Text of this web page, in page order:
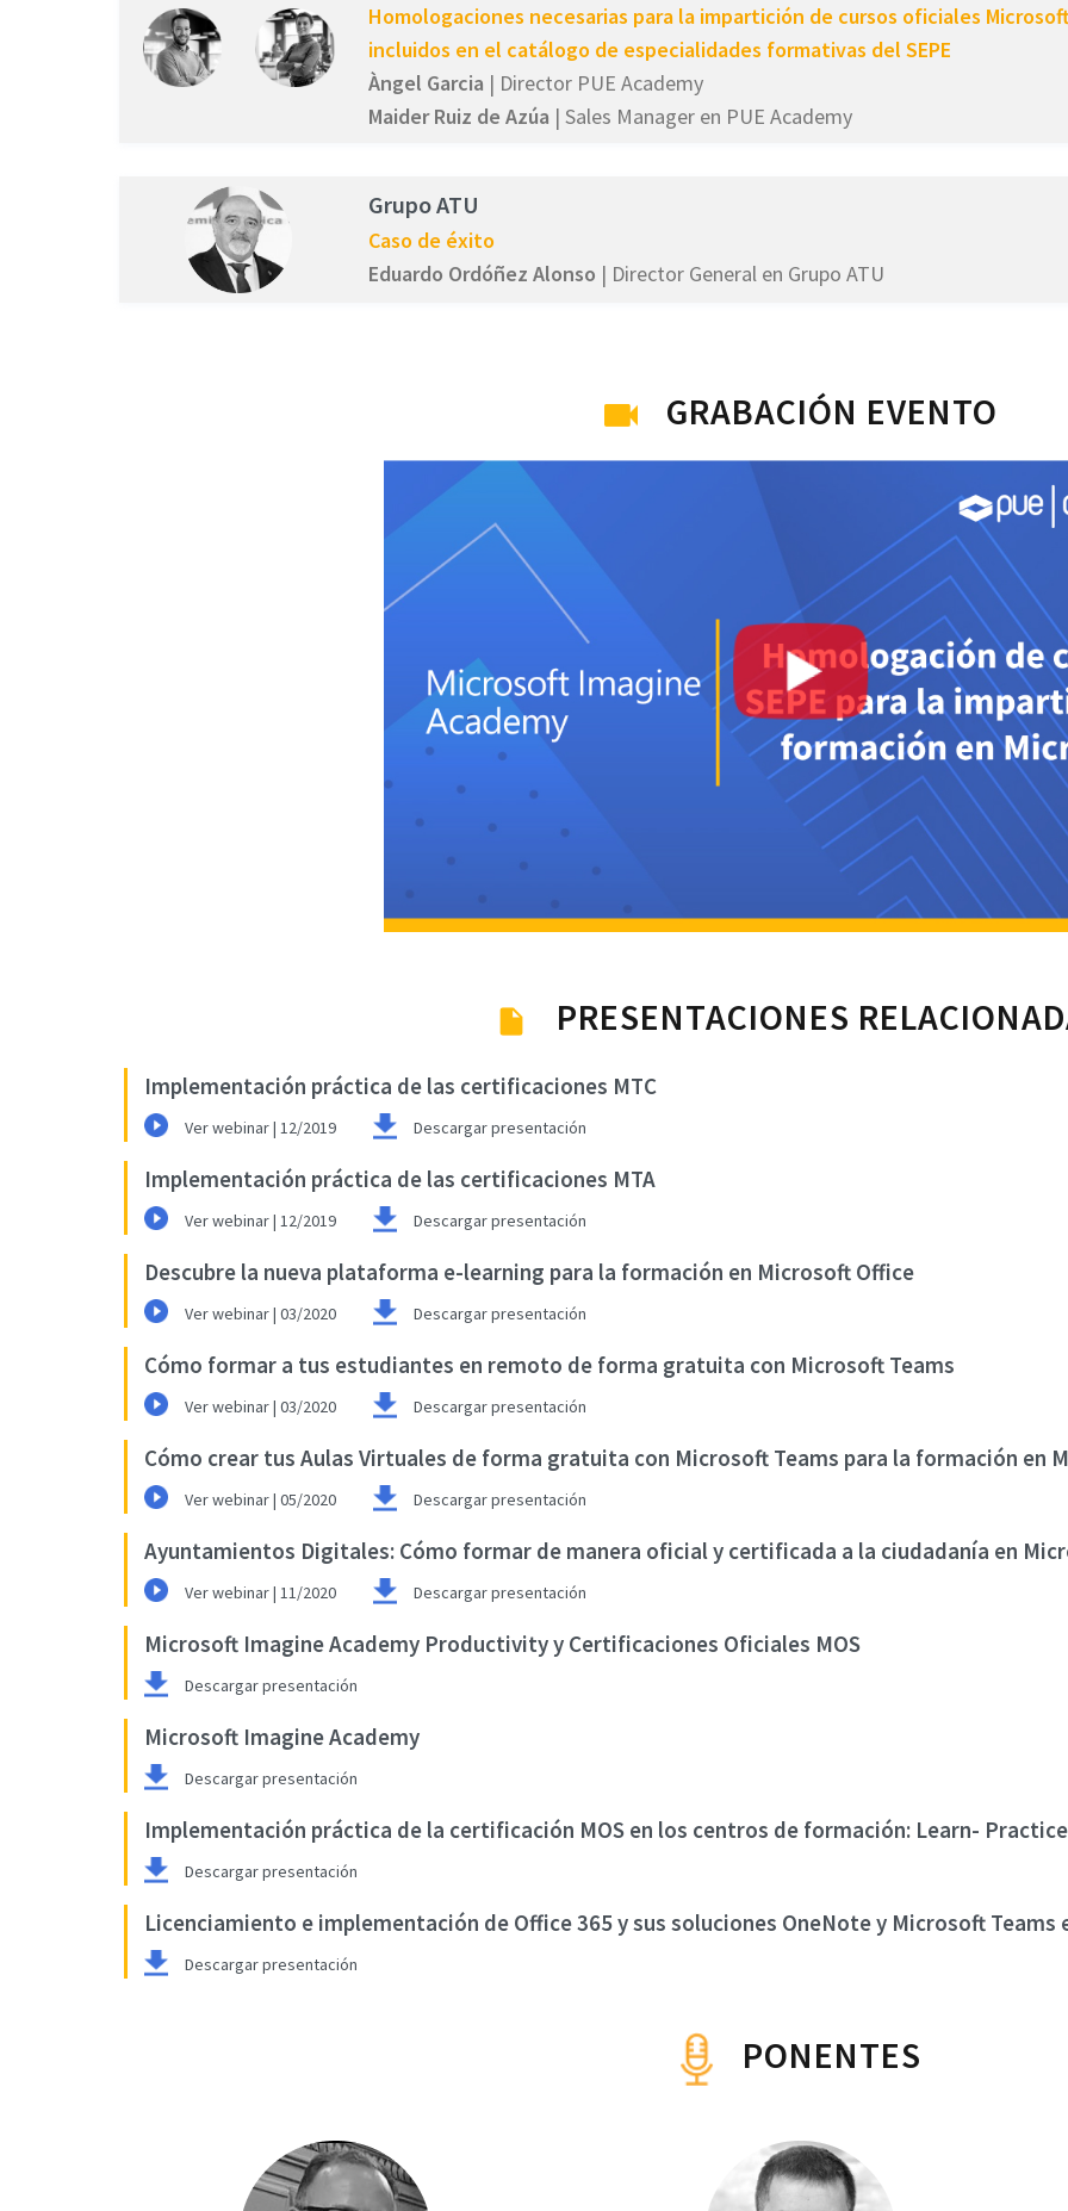
Homologaciones necesarias para la impartición de cursos oficiales
incluidos en el catálogo de especialidades formativas del SEPE
Àngel Garcia | Director PUE Academy
Maider Ruiz de Azúa | Sales Manager en PUE Academy
Grupo ATU
Caso de éxito
Eduardo Ordóñez Alonso | Director General en Grupo ATU
GRABACIÓN EVENTO
PRESENTACIONES
Implementación práctica de las certificaciones MTC
Ver webinar | 12/2019 Descargar presentación
Implementación práctica de las certificaciones MTA
Ver webinar | 12/2019 Descargar presentación
Descubre la nueva plataforma e-learning para la formación en Microsoft Office
Ver webinar | 03/2020 Descargar presentación
Cómo formar a tus estudiantes en remoto de forma gratuita con Microsoft Teams
Ver webinar | 03/2020 Descargar presentación
Cómo crear tus Aulas Virtuales de forma gratuita con Microsoft Teams para la formación en
Ver webinar | 05/2020 Descargar presentación
Ayuntamientos Digitales: Cómo formar de manera oficial y certificada a la ciudadanía en
Ver webinar | 11/2020 Descargar presentación
Microsoft Imagine Academy Productivity y Certificaciones Oficiales MOS
Descargar presentación
Microsoft Imagine Academy
Descargar presentación
Implementación práctica de la certificación MOS en los centros de formación: Learn-
Descargar presentación
Licenciamiento e implementación de Office 365 y sus soluciones OneNote y Microsoft Teams
Descargar presentación
PONENTES